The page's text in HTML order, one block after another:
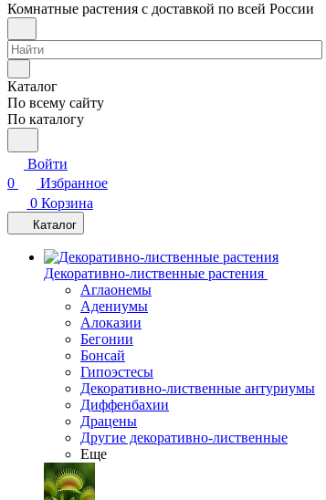
Комнатные растения с доставкой по всей России
Каталог
По всему сайту
По каталогу
Войти
0
Избранное
0 Корзина
Каталог
Декоративно-лиственные растения
Аглаонемы
Адениумы
Алоказии
Бегонии
Бонсай
Гипоэстесы
Декоративно-лиственные антуриумы
Диффенбахии
Драцены
Другие декоративно-лиственные
Еще